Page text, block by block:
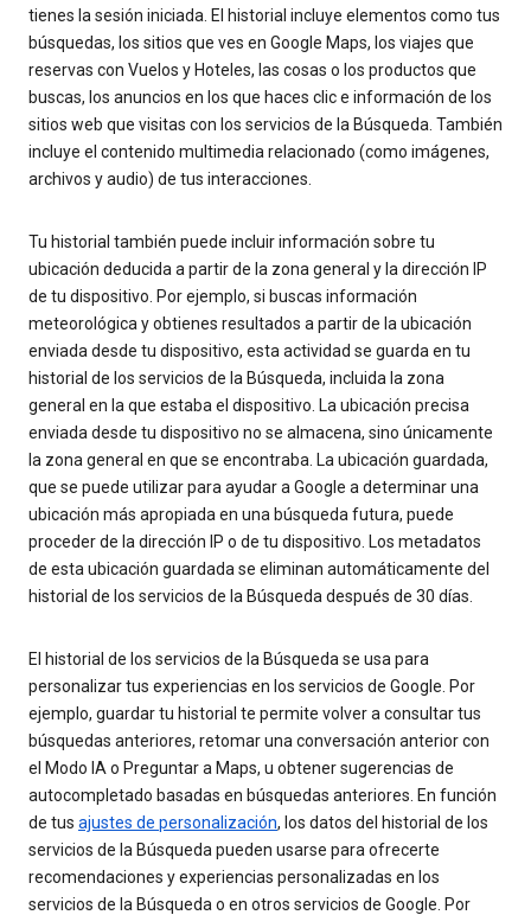
tienes la sesión iniciada. El historial incluye elementos como tus
búsquedas, los sitios que ves en Google Maps, los viajes que
reservas con Vuelos y Hoteles, las cosas o los productos que
buscas, los anuncios en los que haces clic e información de los
sitios web que visitas con los servicios de la Búsqueda. También
incluye el contenido multimedia relacionado (como imágenes,
archivos y audio) de tus interacciones.
Tu historial también puede incluir información sobre tu
ubicación deducida a partir de la zona general y la dirección IP
de tu dispositivo. Por ejemplo, si buscas información
meteorológica y obtienes resultados a partir de la ubicación
enviada desde tu dispositivo, esta actividad se guarda en tu
historial de los servicios de la Búsqueda, incluida la zona
general en la que estaba el dispositivo. La ubicación precisa
enviada desde tu dispositivo no se almacena, sino únicamente
la zona general en que se encontraba. La ubicación guardada,
que se puede utilizar para ayudar a Google a determinar una
ubicación más apropiada en una búsqueda futura, puede
proceder de la dirección IP o de tu dispositivo. Los metadatos
de esta ubicación guardada se eliminan automáticamente del
historial de los servicios de la Búsqueda después de 30 días.
El historial de los servicios de la Búsqueda se usa para
personalizar tus experiencias en los servicios de Google. Por
ejemplo, guardar tu historial te permite volver a consultar tus
búsquedas anteriores, retomar una conversación anterior con
el Modo IA o Preguntar a Maps, u obtener sugerencias de
autocompletado basadas en búsquedas anteriores. En función
de tus ajustes de personalización, los datos del historial de los
servicios de la Búsqueda pueden usarse para ofrecerte
recomendaciones y experiencias personalizadas en los
servicios de la Búsqueda o en otros servicios de Google. Por